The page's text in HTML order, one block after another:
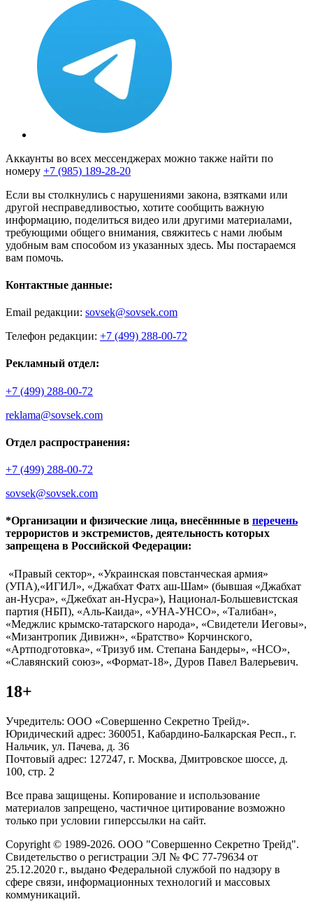
Аккаунты во всех мессенджерах можно также найти по
номеру +7 (985) 189-28-20
Если вы столкнулись с нарушениями закона, взятками или
другой несправедливостью, хотите сообщить важную
информацию, поделиться видео или другими материалами,
требующими общего внимания, свяжитесь с нами любым
удобным вам способом из указанных здесь. Мы постараемся
вам помочь.
Контактные данные:
Email редакции: sovsek@sovsek.com
Телефон редакции: +7 (499) 288-00-72
Рекламный отдел:
+7 (499) 288-00-72
reklama@sovsek.com
Отдел распространения:
+7 (499) 288-00-72
sovsek@sovsek.com
*Организации и физические лица, внесённные в перечень
террористов и экстремистов, деятельность которых
запрещена в Российской Федерации:
«Правый сектор», «Украинская повстанческая армия»
(УПА),«ИГИЛ», «Джабхат Фатх аш-Шам» (бывшая «Джабхат
ан-Нусра», «Джебхат ан-Нусра»), Национал-Большевистская
партия (НБП), «Аль-Каида», «УНА-УНСО», «Талибан»,
«Меджлис крымско-татарского народа», «Свидетели Иеговы»,
«Мизантропик Дивижн», «Братство» Корчинского,
«Артподготовка», «Тризуб им. Степана Бандеры», «НСО»,
«Славянский союз», «Формат-18», Дуров Павел Валерьевич.
18+
Учредитель: ООО «Совершенно Секретно Трейд».
Юридический адрес: 360051, Кабардино-Балкарская Респ., г.
Нальчик, ул. Пачева, д. 36
Почтовый адрес: 127247, г. Москва, Дмитровское шоссе, д.
100, стр. 2
Все права защищены. Копирование и использование
материалов запрещено, частичное цитирование возможно
только при условии гиперссылки на сайт.
Copyright © 1989-2026. ООО "Совершенно Секретно Трейд".
Свидетельство о регистрации ЭЛ № ФС 77-79634 от
25.12.2020 г., выдано Федеральной службой по надзору в
сфере связи, информационных технологий и массовых
коммуникаций.